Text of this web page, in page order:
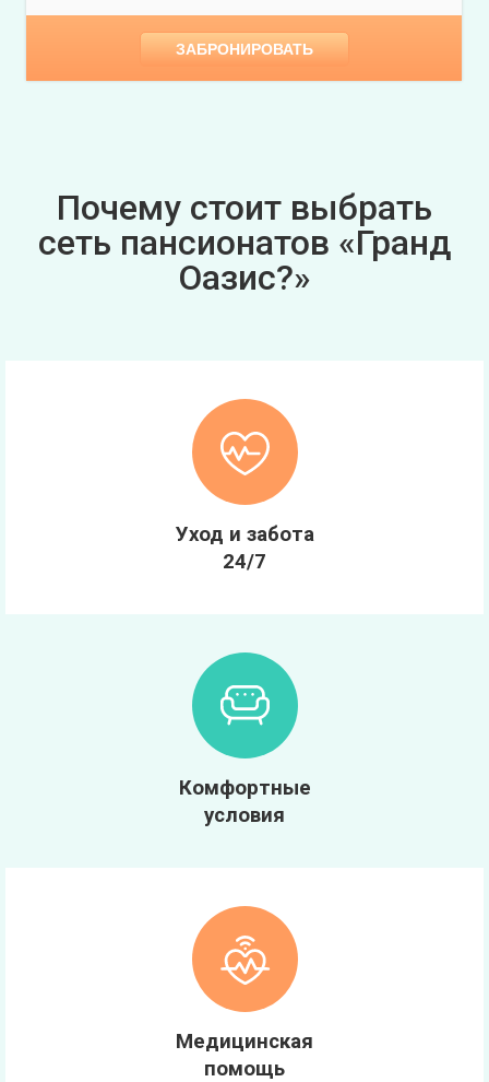
ЗАБРОНИРОВАТЬ
Почему стоит выбрать
сеть пансионатов «Гранд
Оазис?»
Уход и забота
24/7
Комфортные
условия
Медицинская
помощь